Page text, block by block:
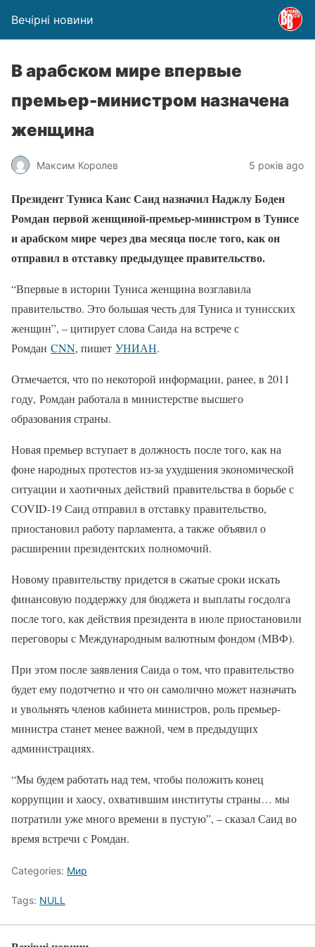
Вечірні новини
В арабском мире впервые
премьер-министром назначена
женщина
Максим Королев 5 років ago
Президент Туниса Каис Саид назначил Наджлу Боден
Ромдан первой женщиной-премьер-министром в Тунисе
и арабском мире через два месяца после того, как он
отправил в отставку предыдущее правительство.
“Впервые в истории Туниса женщина возглавила
правительство. Это большая честь для Туниса и тунисских
женщин”, – цитирует слова Саида на встрече с
Ромдан CNN, пишет УНИАН.
Отмечается, что по некоторой информации, ранее, в 2011
году, Ромдан работала в министерстве высшего
образования страны.
Новая премьер вступает в должность после того, как на
фоне народных протестов из-за ухудшения экономической
ситуации и хаотичных действий правительства в борьбе с
COVID-19 Саид отправил в отставку правительство,
приостановил работу парламента, а также объявил о
расширении президентских полномочий.
Новому правительству придется в сжатые сроки искать
финансовую поддержку для бюджета и выплаты госдолга
после того, как действия президента в июле приостановили
переговоры с Международным валютным фондом (МВФ).
При этом после заявления Саида о том, что правительство
будет ему подотчетно и что он самолично может назначать
и увольнять членов кабинета министров, роль премьер-
министра станет менее важной, чем в предыдущих
администрациях.
“Мы будем работать над тем, чтобы положить конец
коррупции и хаосу, охватившим институты страны… мы
потратили уже много времени в пустую”, – сказал Саид во
время встречи с Ромдан.
Categories: Мир
Tags: NULL